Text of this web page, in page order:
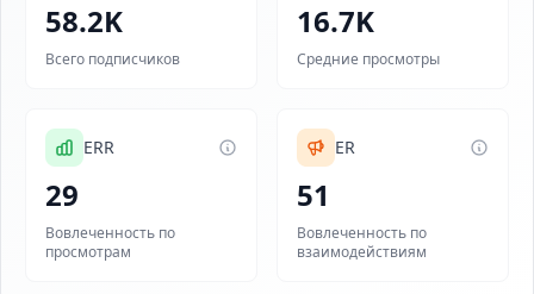
58.2K
Всего подписчиков
16.7K
Средние просмотры
ERR
29
Вовлеченность по
просмотрам
ER
51
Вовлеченность по
взаимодействиям